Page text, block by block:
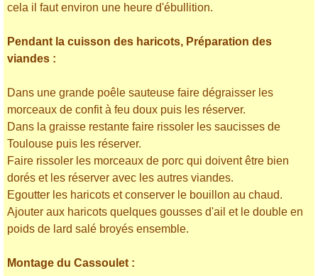
cela il faut environ une heure d'ébullition.
Pendant la cuisson des haricots, Préparation des
viandes :
Dans une grande poêle sauteuse faire dégraisser les
morceaux de confit à feu doux puis les réserver.
Dans la graisse restante faire rissoler les saucisses de
Toulouse puis les réserver.
Faire rissoler les morceaux de porc qui doivent être bien
dorés et les réserver avec les autres viandes.
Egoutter les haricots et conserver le bouillon au chaud.
Ajouter aux haricots quelques gousses d'ail et le double en
poids de lard salé broyés ensemble.
Montage du Cassoulet :